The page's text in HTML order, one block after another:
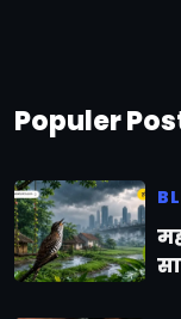
Populer